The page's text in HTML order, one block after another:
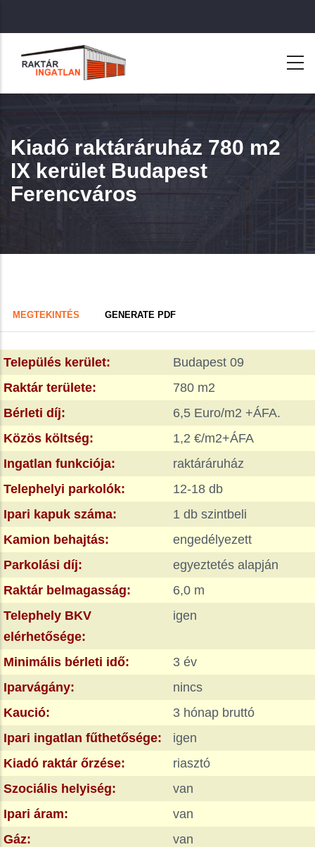
a
tartalomra
Kiadó raktáráruház 780 m2
IX kerület Budapest
Ferencváros
Primary
tabs
MEGTEKINTÉS (AKTÍVGENERATE PDF
Település kerület:
Budapest 09
Raktár területe:
780 m2
Bérleti díj:
6,5 Euro/m2 +ÁFA.
Közös költség:
1,2 €/m2+ÁFA
Ingatlan funkciója:
raktáráruház
Telephelyi parkolók:
12-18 db
Ipari kapuk száma:
1 db szintbeli
Kamion behajtás:
engedélyezett
Parkolási díj:
egyeztetés alapján
Raktár belmagasság:
6,0 m
Telephely BKV
elérhetősége:
igen
Minimális bérleti idő:
3 év
Iparvágány:
nincs
Kaució:
3 hónap bruttó
Ipari ingatlan fűthetősége:
igen
Kiadó raktár őrzése:
riasztó
Szociális helyiség:
van
Ipari áram:
van
Gáz:
van